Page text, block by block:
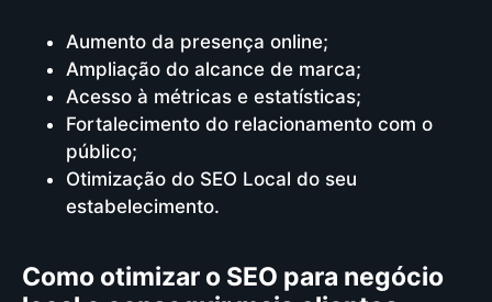
Aumento da presença online;
Ampliação do alcance de marca;
Acesso à métricas e estatísticas;
Fortalecimento do relacionamento com o
público;
Otimização do SEO Local do seu
estabelecimento.
Como otimizar o SEO para negócio